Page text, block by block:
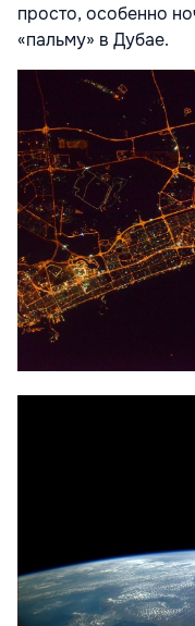
просто, особенно
«пальму» в Дубае.